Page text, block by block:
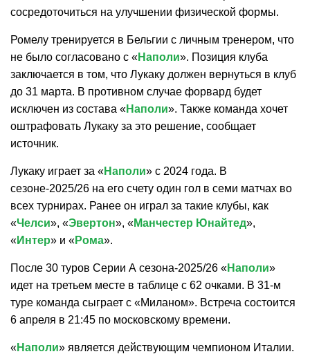
сосредоточиться на улучшении физической формы.
Ромелу тренируется в Бельгии с личным тренером, что
не было согласовано с «Наполи». Позиция клуба
заключается в том, что Лукаку должен вернуться в клуб
до 31 марта. В противном случае форвард будет
исключен из состава «Наполи». Также команда хочет
оштрафовать Лукаку за это решение, сообщает
источник.
Лукаку играет за «Наполи» с 2024 года. В
сезоне-2025/26 на его счету один гол в семи матчах во
всех турнирах. Ранее он играл за такие клубы, как
«Челси», «Эвертон», «Манчестер Юнайтед»,
«Интер» и «Рома».
После 30 туров Серии А сезона-2025/26 «Наполи»
идет на третьем месте в таблице с 62 очками. В 31-м
туре команда сыграет с «Миланом». Встреча состоится
6 апреля в 21:45 по московскому времени.
«Наполи» является действующим чемпионом Италии.